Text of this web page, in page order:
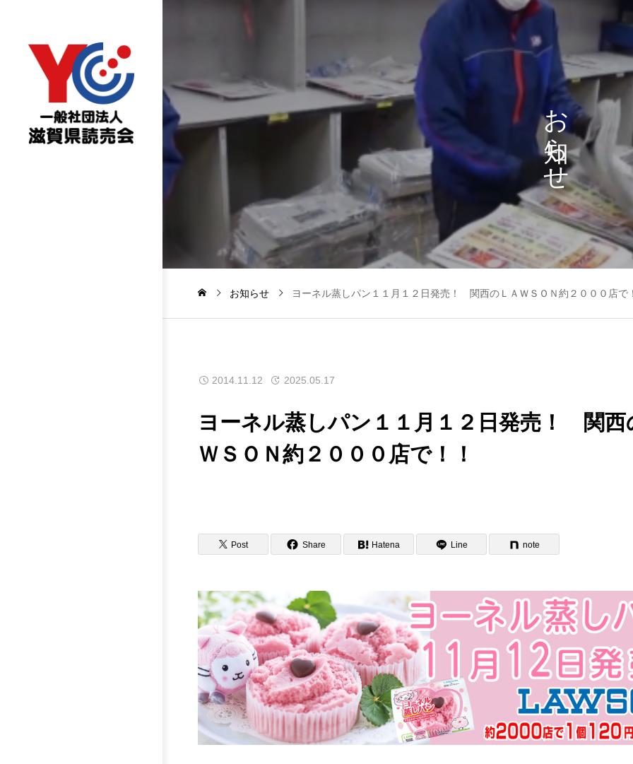
お
ら
せ
お知らせ ヨーネル蒸しパン１１月１２日発売！ 関西のＬＡＷＳＯＮ約２０００店で
2014.11.12 2025.05.17
ヨーネル蒸しパン１１月１２日発売！ 関西
ＷＳＯＮ約２０００店で！！
Post Share Hatena Line note